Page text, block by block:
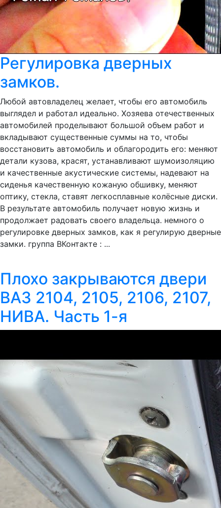
Регулировка дверных
замков.
Любой автовладелец желает, чтобы его автомобиль
выглядел и работал идеально. Хозяева отечественных
автомобилей проделывают большой объем работ и
вкладывают существенные суммы на то, чтобы
восстановить автомобиль и облагородить его: меняют
детали кузова, красят, устанавливают шумоизоляцию
и качественные акустические системы, надевают на
сиденья качественную кожаную обшивку, меняют
оптику, стекла, ставят легкосплавные колёсные диски.
В результате автомобиль получает новую жизнь и
продолжает радовать своего владельца. немного о
регулировке дверных замков, как я регулирую дверные
замки. группа ВКонтакте : ...
Плохо закрываются двери
ВАЗ 2104, 2105, 2106, 2107,
НИВА. Часть 1-я